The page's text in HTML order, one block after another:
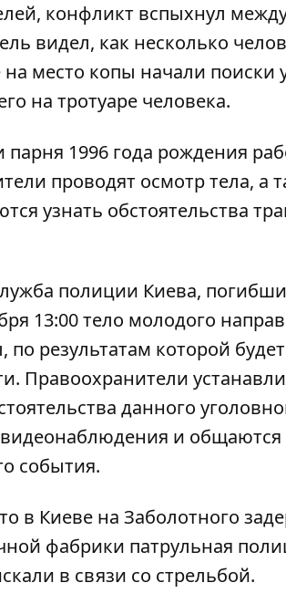
конфликт вспыхнул
видел, как несколько
место копы начали поиски
на тротуаре человека.
1996 года рождения
проводят осмотр тела, а
узнать обстоятельства
полиции Киева,
13:00 тело молодого
результатам которой будет
Правоохранители
данного
и общаются
события.
в Киеве на Заболотного
фабрики патрульная
в связи со стрельбой.